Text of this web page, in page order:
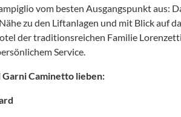
vom besten Ausgangspunkt aus:
zu den Liftanlagen und mit Blick auf
der traditionsreichen Familie
Service.
Caminetto lieben: